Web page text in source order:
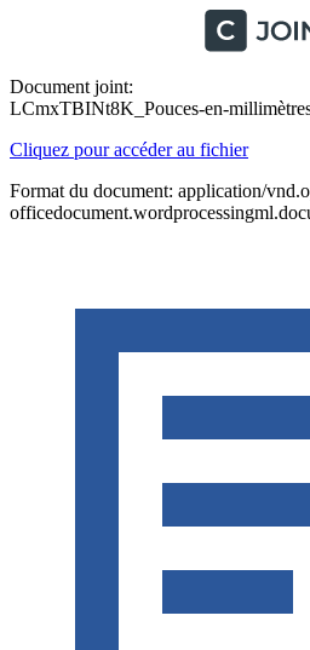
Document joint:
LCmxTBINt8K_Pouces-en-
Cliquez pour accéder au fichier
Format du document: application/